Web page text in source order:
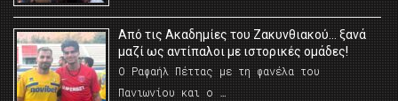
Από τις Ακαδημίες του Ζακυνθιακού… ξανά
μαζί ως αντίπαλοι με ιστορικές ομάδες!
Ο Ραφαήλ Πέττας με τη φανέλα του
Πανιωνίου και ο …